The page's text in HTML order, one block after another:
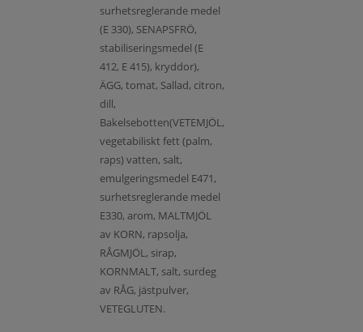
surhetsreglerande medel
(E 330), SENAPSFRÖ,
stabiliseringsmedel (E
412, E 415), kryddor),
ÄGG, tomat, Sallad, citron,
dill,
Bakelsebotten(VETEMJÖL,
vegetabiliskt fett (palm,
raps) vatten, salt,
emulgeringsmedel E471,
surhetsreglerande medel
E330, arom, MALTMJÖL
av KORN, rapsolja,
RÅGMJÖL, sirap,
KORNMALT, salt, surdeg
av RÅG, jästpulver,
VETEGLUTEN.